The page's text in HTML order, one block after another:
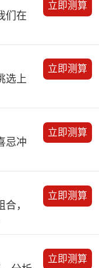
们在
立即测算
选上
立即测算
忌冲
立即测算
，
立即测算
立即测算